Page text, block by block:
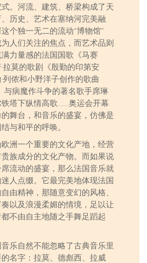
。河流、建筑、桥梁构成了天
历史、艺术在塞纳河完美融
个独一无二的流动“博物馆”
人们关注的焦点，而艺术品则
力量感的法国国歌《马赛
拉莫的歌剧《殷勤的印第安
列侬和小野洋子创作的歌曲
与病魔作斗争的著名歌手席琳
塔下纵情高歌……奥运会开幕
舞台，和音乐的盛宴，仿佛是
与和平的呼唤。
洲一个重要的文化产地，经营
族成分的文化产物。而如果说
流动的盛宴，那么法国音乐就
人点缀。它最完美地体现法国
由精神，那随意变幻的风格、
以及浪漫柔媚的情境，足以让
不由自主地随之手舞足蹈起
乐自然不能忽略了古典音乐里
名字：拉莫、德彪西、拉威